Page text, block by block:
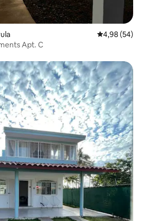
Évaluation
4,98 (54)
Apt. C